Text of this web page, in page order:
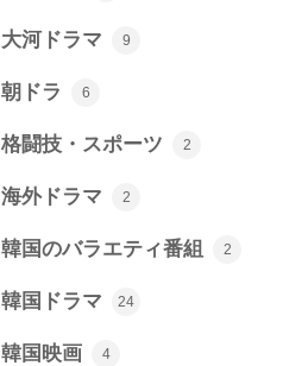
大河ドラマ 9
朝ドラ 6
格闘技・スポーツ 2
海外ドラマ 2
韓国のバラエティ番組 2
韓国ドラマ 24
韓国映画 4